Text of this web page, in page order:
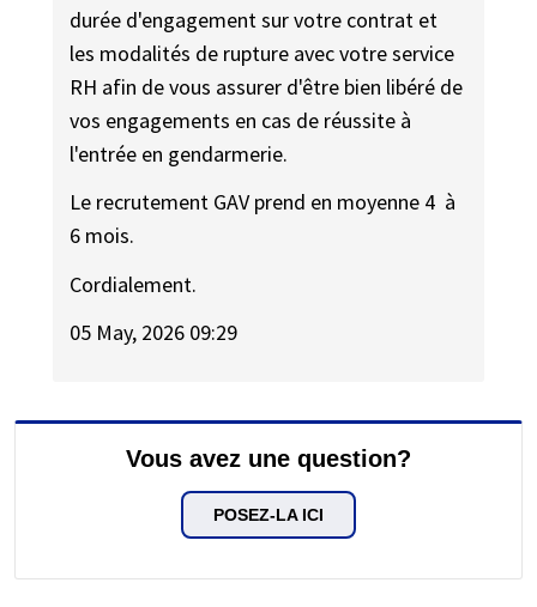
durée d'engagement sur votre contrat et
les modalités de rupture avec votre service
RH afin de vous assurer d'être bien libéré de
vos engagements en cas de réussite à
l'entrée en gendarmerie.
Le recrutement GAV prend en moyenne 4 à
6 mois.
Cordialement.
05 May, 2026 09:29
Vous avez une question?
POSEZ-LA ICI